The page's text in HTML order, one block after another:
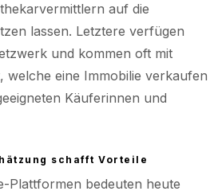
auf die
lassen. Letztere verfügen
und kommen oft mit
welche eine Immobilie verkaufen
Käuferinnen und
schafft Vorteile
Plattformen bedeuten heute